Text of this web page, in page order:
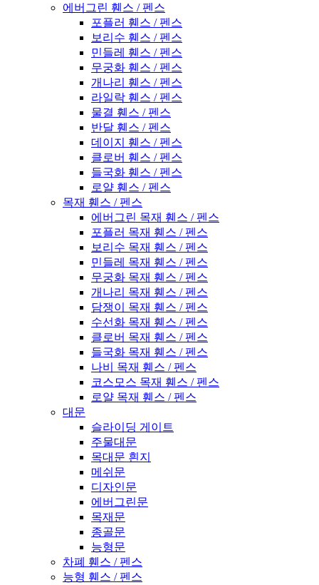
에버그린 휀스 / 펜스
포플러 휀스 / 펜스
보리수 휀스 / 펜스
민들레 휀스 / 펜스
무궁화 휀스 / 펜스
개나리 휀스 / 펜스
라일락 휀스 / 펜스
물결 휀스 / 펜스
반달 휀스 / 펜스
데이지 휀스 / 펜스
클로버 휀스 / 펜스
들국화 휀스 / 펜스
로얄 휀스 / 펜스
목재 휀스 / 펜스
에버그린 목재 휀스 / 펜스
포플러 목재 휀스 / 펜스
보리수 목재 휀스 / 펜스
민들레 목재 휀스 / 펜스
무궁화 목재 휀스 / 펜스
개나리 목재 휀스 / 펜스
담쟁이 목재 휀스 / 펜스
수선화 목재 휀스 / 펜스
클로버 목재 휀스 / 펜스
들국화 목재 휀스 / 펜스
나비 목재 휀스 / 펜스
코스모스 목재 휀스 / 펜스
로얄 목재 휀스 / 펜스
대문
슬라이딩 게이트
주물대문
목대문 흰지
메쉬문
디자인문
에버그린문
목재문
종골문
능형문
차폐 휀스 / 펜스
능형 휀스 / 펜스